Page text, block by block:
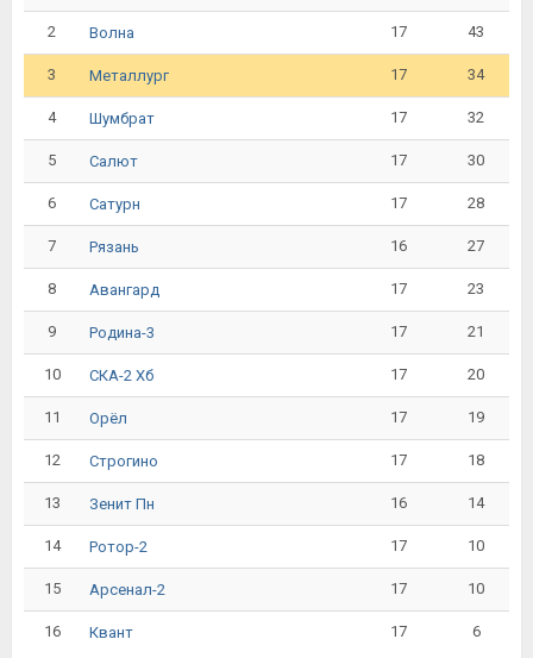
2 Волна 17 43
3 Металлург 17 34
4 Шумбрат 17 32
5 Салют 17 30
6 Сатурн 17 28
7 Рязань 16 27
8 Авангард 17 23
9 Родина-3 17 21
10 СКА-2 Хб 17 20
11 Орёл 17 19
12 Строгино 17 18
13 Зенит Пн 16 14
14 Ротор-2 17 10
15 Арсенал-2 17 10
16 Квант 17 6